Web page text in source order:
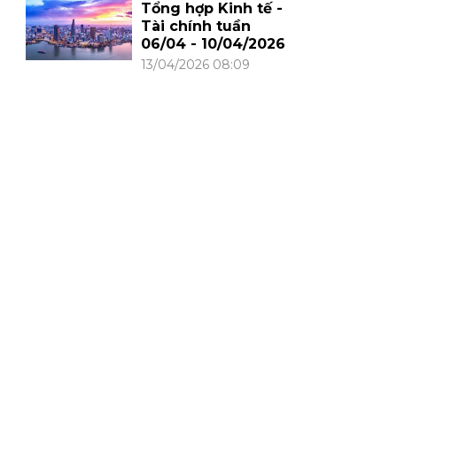
Tổng hợp Kinh tế -
Tài chính tuần
06/04 - 10/04/2026
13/04/2026 08:09